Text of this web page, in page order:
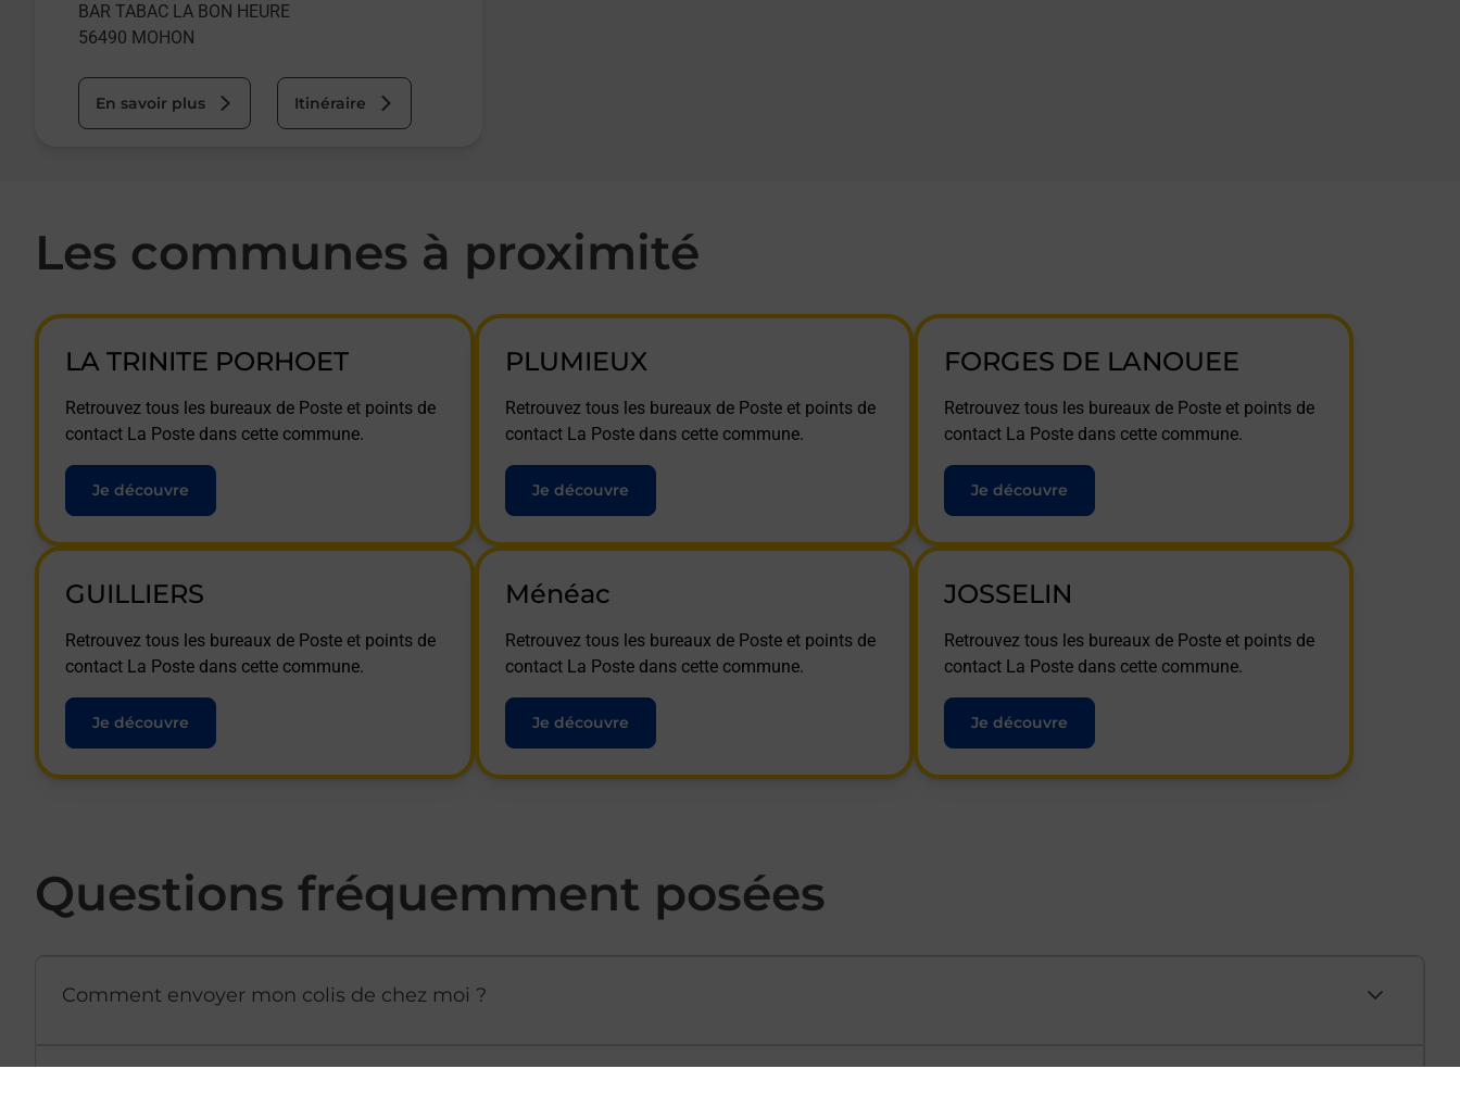
BAR TABAC LA BON HEURE
56490 MOHON
En savoir plus Itinéraire
Les communes à proximité
LA TRINITE PORHOET
Retrouvez tous les bureaux de Poste et points de
contact La Poste dans cette commune.
Je découvre
PLUMIEUX
Retrouvez tous les bureaux de Poste et points de
contact La Poste dans cette commune.
Je découvre
FORGES DE LANOUEE
Retrouvez tous les bureaux de Poste et points de
contact La Poste dans cette commune.
Je découvre
GUILLIERS
Retrouvez tous les bureaux de Poste et points de
contact La Poste dans cette commune.
Je découvre
Ménéac
Retrouvez tous les bureaux de Poste et points de
contact La Poste dans cette commune.
Je découvre
JOSSELIN
Retrouvez tous les bureaux de Poste et points de
contact La Poste dans cette commune.
Je découvre
Questions fréquemment posées
Comment envoyer mon colis de chez moi ?